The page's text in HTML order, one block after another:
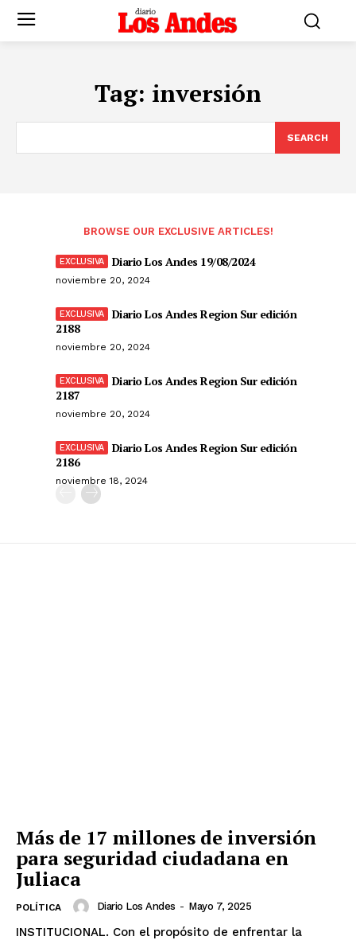
Tag: inversión
SEARCH
BROWSE OUR EXCLUSIVE ARTICLES!
Diario Los Andes 19/08/2024
noviembre 20, 2024
Diario Los Andes Region Sur edición
2188
noviembre 20, 2024
Diario Los Andes Region Sur edición
2187
noviembre 20, 2024
Diario Los Andes Region Sur edición
2186
noviembre 18, 2024
Más de 17 millones de inversión
para seguridad ciudadana en
Juliaca
POLÍTICA Diario Los Andes - Mayo 7, 2025
INSTITUCIONAL. Con el propósito de enfrentar la